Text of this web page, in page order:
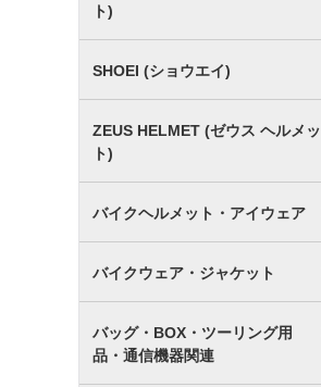
ト)
SHOEI (ショウエイ)
ZEUS HELMET (ゼウス ヘルメッ
ト)
バイクヘルメット・アイウェア
バイクウェア・ジャケット
バッグ・BOX・ツーリング用
品・通信機器関連